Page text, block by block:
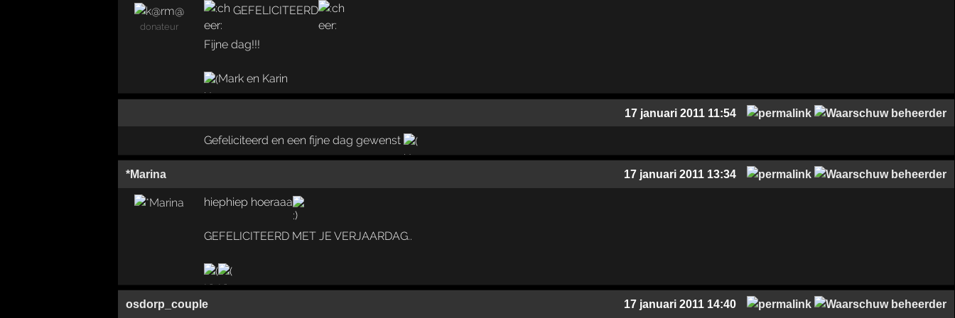
donateur
GEFELICITEERD
Fijne dag!!!
Mark en Karin
17 januari 2011 11:54
Gefeliciteerd en een fijne dag gewenst
*Marina 17 januari 2011 13:34
hiephiep hoeraaa
GEFELICITEERD MET JE VERJAARDAG..
osdorp_couple 17 januari 2011 14:40